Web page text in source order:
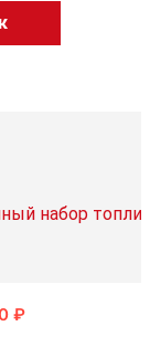
₽